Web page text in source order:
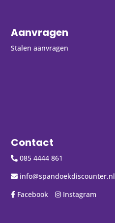
Aanvragen
Stalen aanvragen
Contact
085 4444 861
info@spandoekdiscounter.nl
Facebook
Instagram